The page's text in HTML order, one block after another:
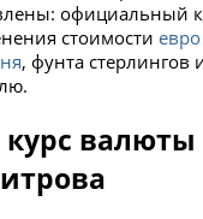
официальный
стоимости
, фунта стерлингов
валюты